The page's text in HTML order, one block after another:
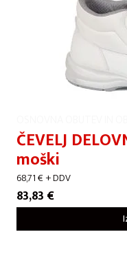
ČEVELJ
moški
68,71€+ DDV
83,83 €